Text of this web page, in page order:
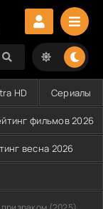
HD Сериалы
фильмов 2026
весна 2026